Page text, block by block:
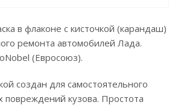
в флаконе с кисточкой (карандаш)
ремонта автомобилей Лада.
(Евросоюз).
создан для самостоятельного
повреждений кузова. Простота